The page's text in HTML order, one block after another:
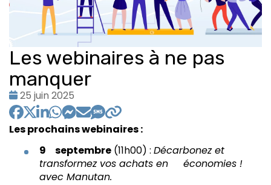
Les webinaires à ne pas
manquer
Date
:
25 juin 2025
Les prochains webinaires :
9 septembre (11h00) : Décarbonez et
transformez vos achats en économies !
avec Manutan.